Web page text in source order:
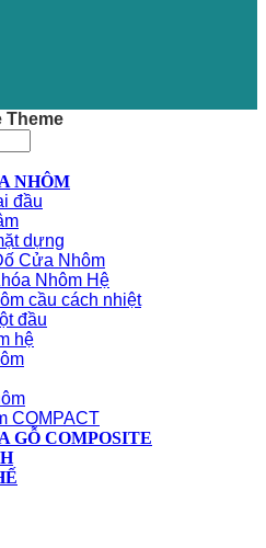
Theme
NHÔM
đầu
dựng
Cửa Nhôm
Nhôm Hệ
cầu cách nhiệt
đầu
hệ
COMPACT
GỖ COMPOSITE